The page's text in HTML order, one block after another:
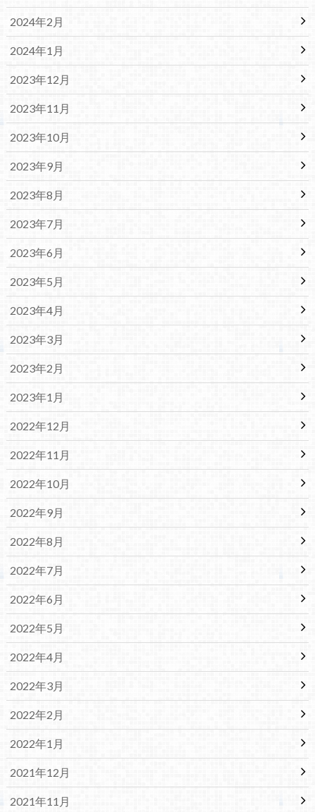
2024年2月
2024年1月
2023年12月
2023年11月
2023年10月
2023年9月
2023年8月
2023年7月
2023年6月
2023年5月
2023年4月
2023年3月
2023年2月
2023年1月
2022年12月
2022年11月
2022年10月
2022年9月
2022年8月
2022年7月
2022年6月
2022年5月
2022年4月
2022年3月
2022年2月
2022年1月
2021年12月
2021年11月